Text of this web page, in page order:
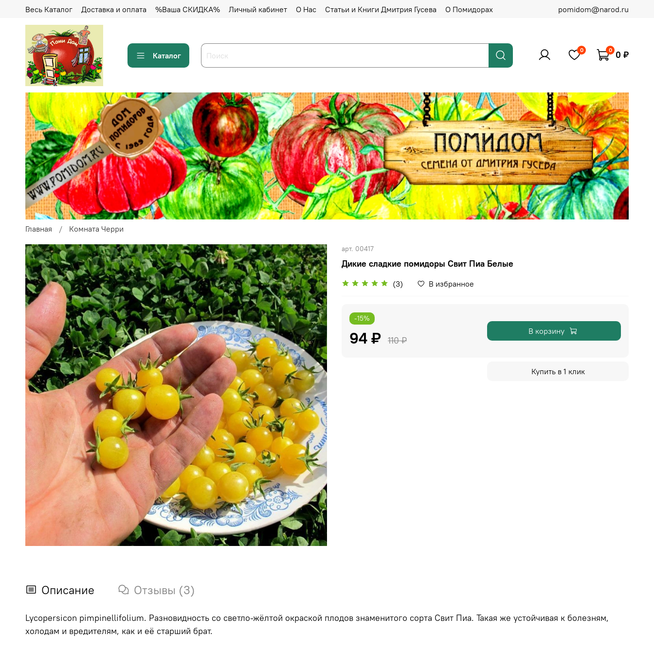
Весь Каталог Доставка и оплата %Ваша СКИДКА% Личный кабинет О Нас Статьи и Книги Дмитрия Гусева О Помидорах pomidom@narod.ru
Каталог
0 0 0 ₽
Главная Комната Черри
арт. 00417
Дикие сладкие помидоры Свит Пиа Белые
(3) В избранное
-15%
94 ₽ 110 ₽
В корзину
Купить в 1 клик
Описание Отзывы (3)
Lycopersicon pimpinellifolium. Разновидность со светло-жёлтой окраской плодов знаменитого сорта Свит Пиа. Такая же устойчивая к болезням,
холодам и вредителям, как и её старший брат.